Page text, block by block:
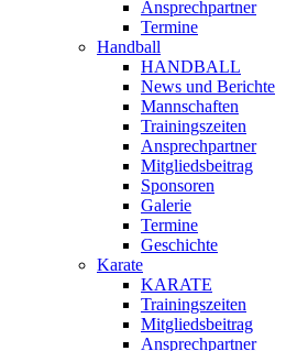
Ansprechpartner
Termine
Handball
HANDBALL
News und Berichte
Mannschaften
Trainingszeiten
Ansprechpartner
Mitgliedsbeitrag
Sponsoren
Galerie
Termine
Geschichte
Karate
KARATE
Trainingszeiten
Mitgliedsbeitrag
Ansprechpartner